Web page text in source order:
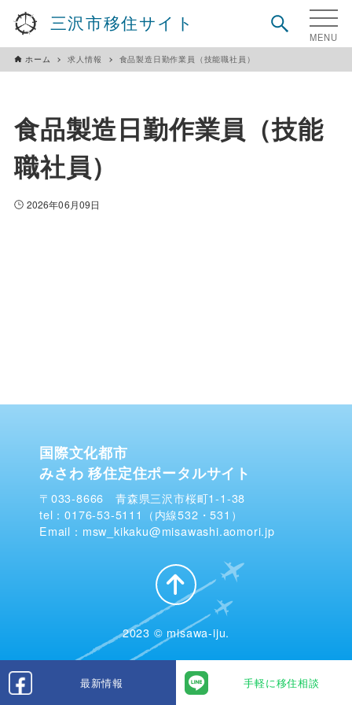
三沢市移住サイト
最新情報 手軽に移住相談
ホーム 求人情報 食品製造日勤作業員（技能職社員）
食品製造日勤作業員（技能
職社員）
2026年06月09日
国際文化都市
みさわ 移住定住ポータルサイト
〒033-8666 青森県三沢市桜町1-1-38
tel：0176-53-5111（内線532・531）
Email：msw_kikaku@misawashi.aomori.jp
2023 © misawa-iju.